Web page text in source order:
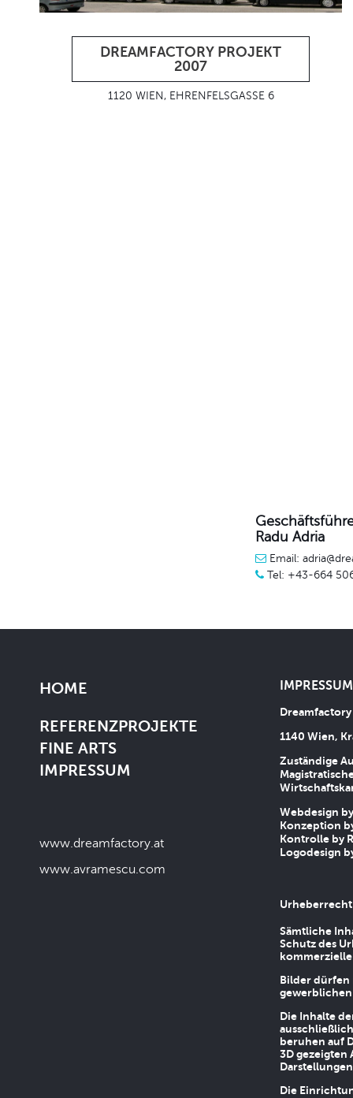
DREAMFACTORY PROJEKT
2007
1120 WIEN, EHRENFELSGASSE 6
Radu Adria
Email:
Tel: +43-664
HOME
REFERENZPROJEKTE
FINE ARTS
IMPRESSUM
www.dreamfactory.at
www.avramescu.com
1140 Wien,
Zuständige
Webdesign
Konzeption
Kontrolle by
Logodesign
Urheberrecht
Sämtliche
Schutz des
Bilder dürfen
Die Inhalte
beruhen auf
3D gezeigten
Die